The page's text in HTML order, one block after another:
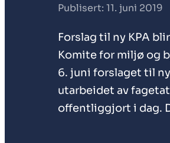
Publisert: 11. juni 2019
Forslag til ny KPA
Komite for miljø og
6. juni forslaget til
utarbeidet av
offentliggjort i dag.